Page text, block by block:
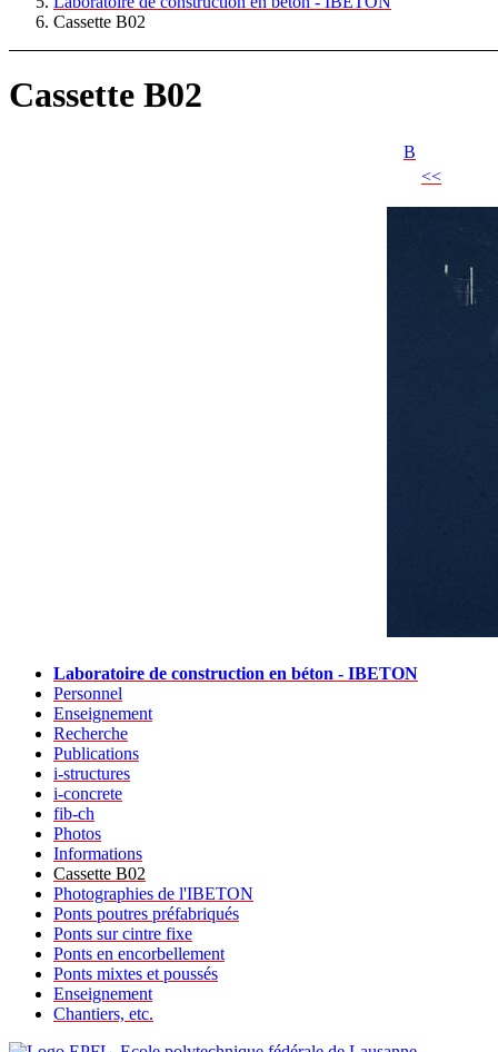
Cassette B02
Cassette B02
B
<<
Laboratoire de construction en béton - IBETON
Personnel
Enseignement
Recherche
Publications
i-structures
i-concrete
fib-ch
Photos
Informations
Cassette B02
Photographies de l'IBETON
Ponts poutres préfabriqués
Ponts sur cintre fixe
Ponts en encorbellement
Ponts mixtes et poussés
Enseignement
Chantiers, etc.